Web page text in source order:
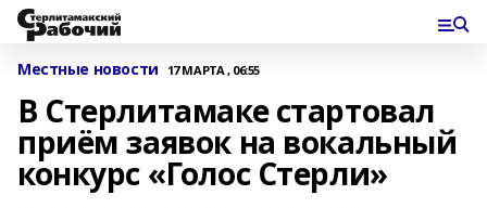
Местные новости 17 МАРТА , 06:55
В Стерлитамаке стартовал
приём заявок на вокальный
конкурс «Голос Стерли»